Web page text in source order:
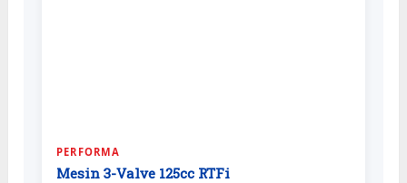
PERFORMA
Mesin 3-Valve 125cc RTFi